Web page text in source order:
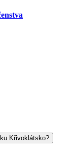
Zajímá vás problematika vyhlášení Národního parku Křivoklátsko?